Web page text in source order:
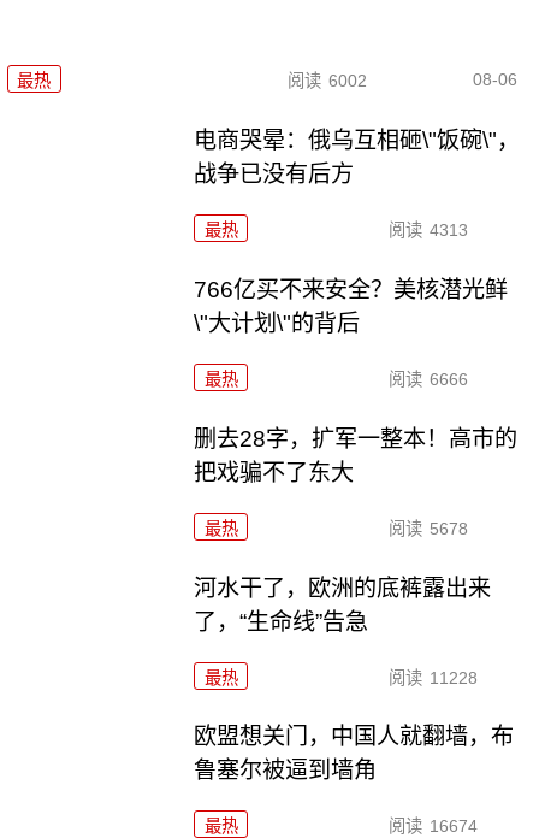
最热 阅读 6002 08-06
电商哭晕：俄乌互相砸\"饭碗\"，
战争已没有后方
最热 阅读 4313
766亿买不来安全？美核潜光鲜
\"大计划\"的背后
最热 阅读 6666
删去28字，扩军一整本！高市的
把戏骗不了东大
最热 阅读 5678
河水干了，欧洲的底裤露出来
了，“生命线”告急
最热 阅读 11228
欧盟想关门，中国人就翻墙，布
鲁塞尔被逼到墙角
最热 阅读 16674